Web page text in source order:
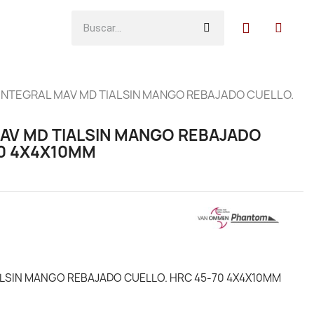
MAV MD TIALSIN MANGO REBAJADO CUELLO.
MD TIALSIN MANGO REBAJADO
4X4X10MM
MANGO REBAJADO CUELLO. HRC 45-70 4X4X10MM